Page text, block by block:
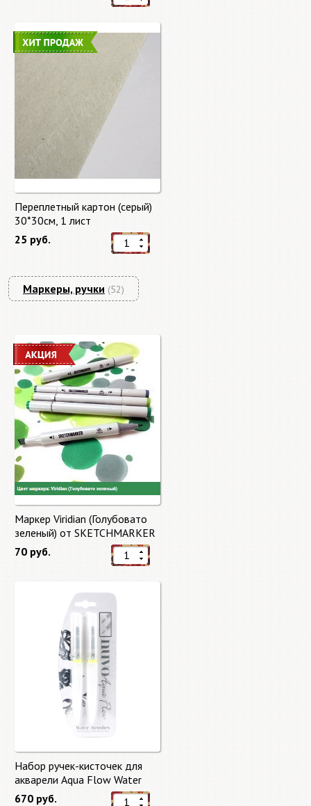
Переплетный картон (серый)
30*30см, 1 лист
25 руб.
Маркеры, ручки (52)
Маркер Viridian (Голубовато
зеленый) от SKETCHMARKER
70 руб.
Набор ручек-кисточек для
акварели Aqua Flow Water
Brushes
670 руб.